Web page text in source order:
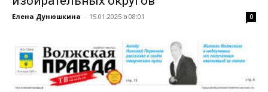
Елена Дунюшкина - 15.01.2025 в 08:01 0